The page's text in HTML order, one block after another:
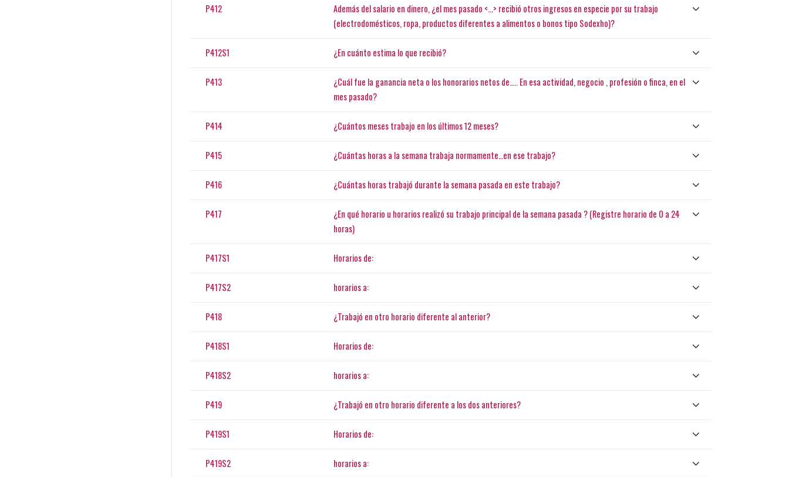
P412
Además del salario en dinero, ¿el mes pasado <...> recibió otros ingresos en especie por su trabajo
(electrodomésticos, ropa, productos diferentes a alimentos o bonos tipo Sodexho)?
P412S1 ¿En cuánto estima lo que recibió?
P413
¿Cuál fue la ganancia neta o los honorarios netos de….. En esa actividad, negocio , profesión o finca, en el
mes pasado?
P414 ¿Cuántos meses trabajo en los últimos 12 meses?
P415 ¿Cuántas horas a la semana trabaja normamente…en ese trabajo?
P416 ¿Cuántas horas trabajó durante la semana pasada en este trabajo?
P417
¿En qué horario u horarios realizó su trabajo principal de la semana pasada ? (Registre horario de 0 a 24
horas)
P417S1 Horarios de:
P417S2 horarios a:
P418 ¿Trabajó en otro horario diferente al anterior?
P418S1 Horarios de:
P418S2 horarios a:
P419 ¿Trabajó en otro horario diferente a los dos anteriores?
P419S1 Horarios de:
P419S2 horarios a: